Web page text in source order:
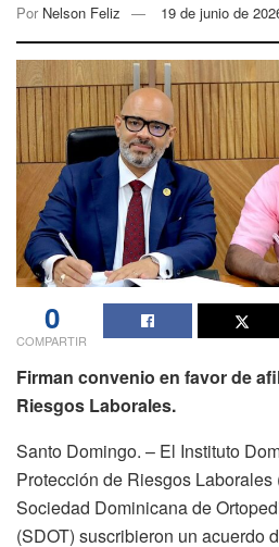
Por Nelson Feliz 19 de junio de
0
COMPARTIR
Firman convenio en favor de
Riesgos Laborales.
Santo Domingo. – El Instituto
Protección de Riesgos Laborales
Sociedad Dominicana de
(SDOT) suscribieron un acuerdo